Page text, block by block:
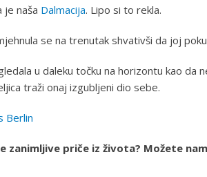
je naša Dalmacija. Lipo si to rekla.
se na trenutak shvativši da joj
u daleku točku na horizontu kao da
traži onaj izgubljeni dio sebe.
Berlin
zanimljive priče iz života? Možete